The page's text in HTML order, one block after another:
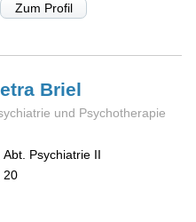
Zum Profil
Briel
und Psychotherapie
Abt. Psychiatrie II
20